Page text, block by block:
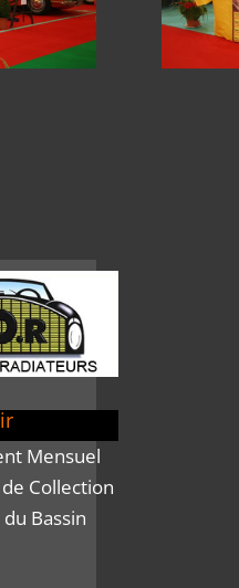
Mensuel
Collection
Bassin